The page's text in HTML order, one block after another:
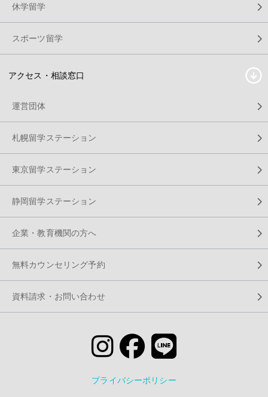
休学留学
スポーツ留学
アクセス・相談窓口
運営団体
札幌留学ステーション
東京留学ステーション
静岡留学ステーション
企業・教育機関の方へ
無料カウンセリング予約
資料請求・お問い合わせ
プライバシーポリシー